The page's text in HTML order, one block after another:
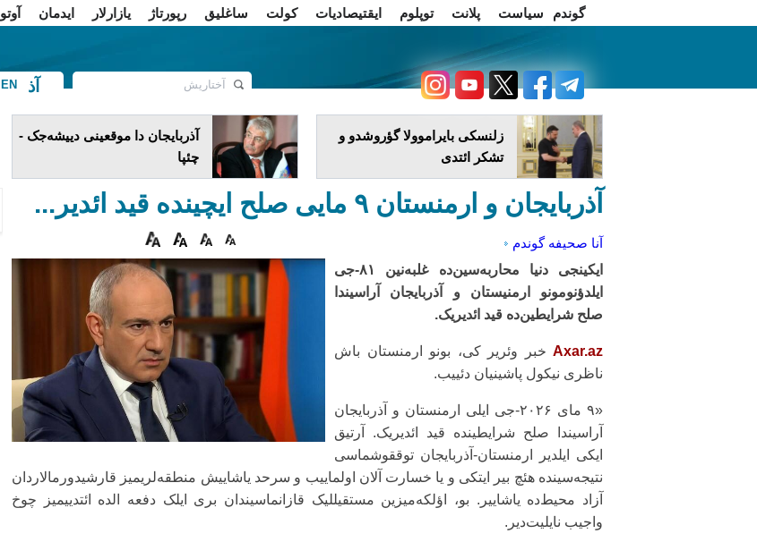
گوندم سیاست پلانت توپلوم ایقتیصادیات کولت ساغلیق رپورتاژ یازارلار ایدمان آوتو
EN آذ
زلنسکی بایراموولا گؤروشدو و
تشکر ائتدی
آذربایجان دا موقعینی دییشه‌جک -
چئپا
آذربایجان و ارمنستان ۹ مایی صلح ایچینده قید ائدیر...
آنا صحیفه گوندم
ایکینجی دنیا محاربه‌سین‌ده غلبه‌نین ۸۱-جی
ایلدؤنومونو ارمنیستان و آذربایجان آراسیندا
صلح شرایطین‌ده قید ائدیریک.
Axar.az خبر وئریر کی، بونو ارمنستان باش
ناظری نیکول پاشینیان دئییب.
«۹ مای ۲۰۲۶-جی ایلی ارمنستان و آذربایجان
آراسیندا صلح شرایطینده قید ائدیریک. آرتیق
ایکی ایلدیر ارمنستان-آذربایجان توققوشماسی
نتیجه‌سینده هئچ بیر ایتکی و یا خسارت آلان اولماییب و سرحد یاشاییش منطقه‌لریمیز قارشیدورمالاردان
آزاد محیط‌ده یاشاییر. بو، اؤلکه‌میزین مستقیللیک قازانماسیندان بری ایلک دفعه الده ائتدییمیز چوخ
واجیب نایلیت‌دیر.